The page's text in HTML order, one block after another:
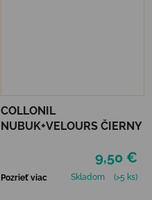
COLLONIL
NUBUK+VELOURS ČIERNY
9,50 €
Pozrieť viac Skladom (>5 ks)